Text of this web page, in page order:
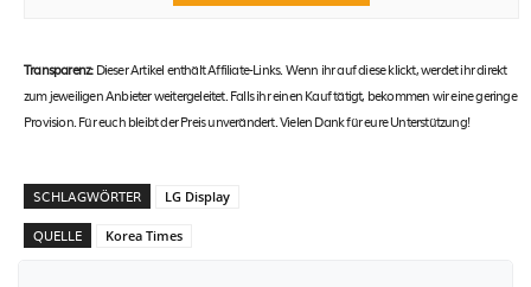
Transparenz:Dieser Artikel enthält Affiliate-Links. Wenn ihr auf diese klickt, werdet ihr direkt
zum jeweiligen Anbieter weitergeleitet. Falls ihr einen Kauf tätigt, bekommen wir eine geringe
Provision. Für euch bleibt der Preis unverändert. Vielen Dank für eure Unterstützung!
SCHLAGWÖRTER LG Display
QUELLE Korea Times